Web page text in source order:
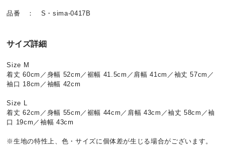
品番 ： S・sima-0417B
サイズ詳細
Size M
着丈 60cm／身幅 52cm／裾幅 41.5cm／肩幅 41cm／袖丈 57cm／
袖口 18cm／袖幅 42cm
Size L
着丈 62cm／身幅 55cm／裾幅 44cm／肩幅 43cm／袖丈 58cm／袖
口 19cm／袖幅 43cm
※生地の特性上、色・サイズに個体差が生じる場合がございます。